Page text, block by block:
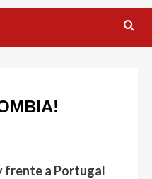
frente a Portugal